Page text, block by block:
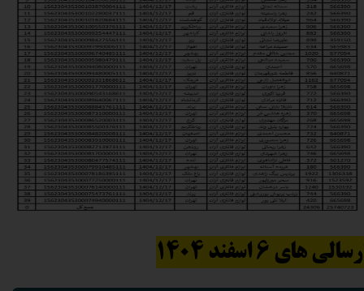
های 6 اسفند 1404